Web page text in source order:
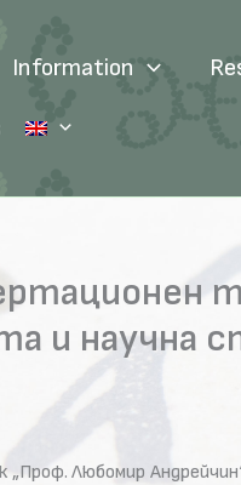
Information
и научна
Любомир